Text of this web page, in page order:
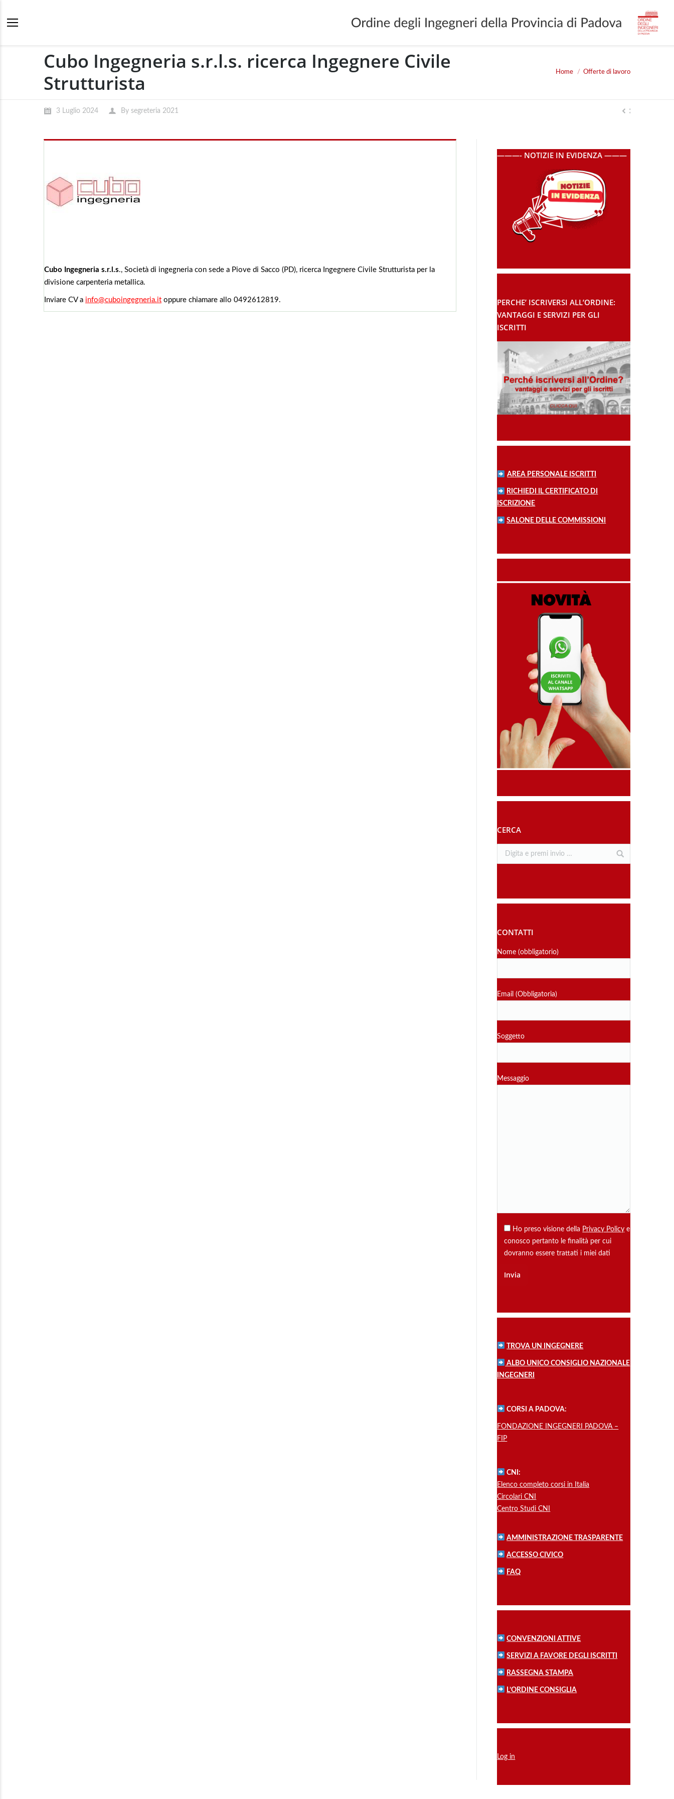
Cubo Ingegneria s.r.l.s. ricerca Ingegnere Civile
Strutturista
You are here:
Home Offerte di lavoro
3 Luglio 2024 By segreteria 2021
Cubo Ingegneria s.r.l.s., Società di ingegneria con sede a Piove di Sacco (PD), ricerca Ingegnere Civile Strutturista per la
divisione carpenteria metallica.
Inviare CV a info@cuboingegneria.it oppure chiamare allo 0492612819.
———- NOTIZIE IN EVIDENZA ———
PERCHE’ ISCRIVERSI ALL’ORDINE:
VANTAGGI E SERVIZI PER GLI
ISCRITTI
AREA PERSONALE ISCRITTI
RICHIEDI IL CERTIFICATO DI
ISCRIZIONE
SALONE DELLE COMMISSIONI
CERCA
CONTATTI
Nome (obbligatorio)
Email (Obbligatoria)
Soggetto
Messaggio
Ho preso visione della Privacy Policy e
conosco pertanto le finalità per cui
dovranno essere trattati i miei dati
TROVA UN INGEGNERE
ALBO UNICO CONSIGLIO NAZIONALE
INGEGNERI
CORSI A PADOVA:
FONDAZIONE INGEGNERI PADOVA –
FIP
CNI:
Elenco completo corsi in Italia
Circolari CNI
Centro Studi CNI
AMMINISTRAZIONE TRASPARENTE
ACCESSO CIVICO
FAQ
CONVENZIONI ATTIVE
SERVIZI A FAVORE DEGLI ISCRITTI
RASSEGNA STAMPA
L’ORDINE CONSIGLIA
Log in